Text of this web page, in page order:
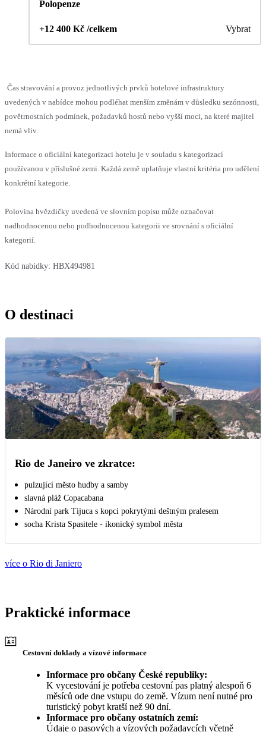
Polopenze
+12 400 Kč /celkem Vybrat
Čas stravování a provoz jednotlivých prvků hotelové infrastruktury
uvedených v nabídce mohou podléhat menším změnám v důsledku sezónnosti,
povětrnostních podmínek, požadavků hostů nebo vyšší moci, na které majitel
nemá vliv.
Informace o oficiální kategorizaci hotelu je v souladu s kategorizací
používanou v příslušné zemi. Každá země uplatňuje vlastní kritéria pro udělení
konkrétní kategorie.
Polovina hvězdičky uvedená ve slovním popisu může označovat
nadhodnocenou nebo podhodnocenou kategorii ve srovnání s oficiální
kategorií.
Kód nabídky: HBX494981
O destinaci
Rio de Janeiro ve zkratce:
pulzující město hudby a samby
slavná pláž Copacabana
Národní park Tijuca s kopci pokrytými deštným pralesem
socha Krista Spasitele - ikonický symbol města
více o Rio di Janiero
Praktické informace
Cestovní doklady a vízové informace
Informace pro občany České republiky:
K vycestování je potřeba cestovní pas platný alespoň 6
měsíců ode dne vstupu do země. Vízum není nutné pro
turistický pobyt kratší než 90 dní.
Informace pro občany ostatních zemí:
Údaje o pasových a vízových požadavcích včetně